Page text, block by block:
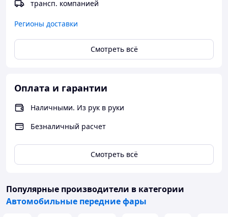
Тормозная система
Доводчики дверей
На сайте размещены не все товары.
Наши менеджера помогут профессионально под
обрать нужный Вам товар!
трансп. компанией
Регионы доставки
Смотреть всё
Оплата и гарантии
Наличными. Из рук в руки
Безналичный расчет
Смотреть всё
Популярные производители в категории
Автомобильные передние фары